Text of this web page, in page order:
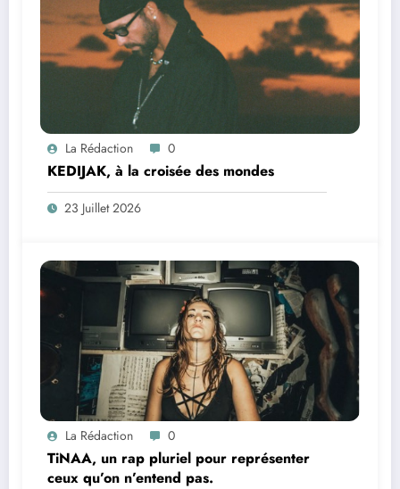
La Rédaction 0
KEDIJAK, à la croisée des mondes
23 Juillet 2026
La Rédaction 0
TiNAA, un rap pluriel pour représenter
ceux qu’on n’entend pas.